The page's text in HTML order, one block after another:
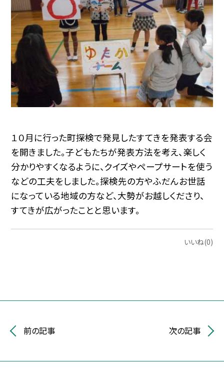
１０月に行った町探検で発見したすてきを発表する会
を開きました。子どもたちが発表方法を考え、楽しく
分かりやすくなるように、クイズやペープサートを使う
などの工夫をしました。探検先の方やふだんお世話
になっている地域の方など、大勢がお越しくださり、
すてきが広がったことと思います。
いいね(0)
前の記事 次の記事